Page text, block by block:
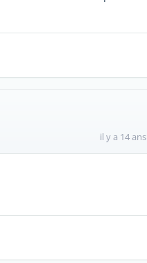
il y a 14 ans